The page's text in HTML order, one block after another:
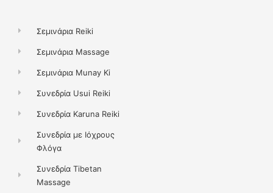
m
Σεμινάρια Reiki
Σεμινάρια Massage
Σεμινάρια Munay Ki
Συνεδρία Usui Reiki
Συνεδρία Karuna Reiki
Συνεδρία με Ιόχρους
Φλόγα
Συνεδρία Tibetan
Massage